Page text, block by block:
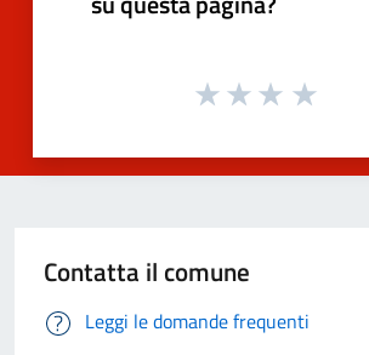
Contatta il comune
Leggi le domande frequenti